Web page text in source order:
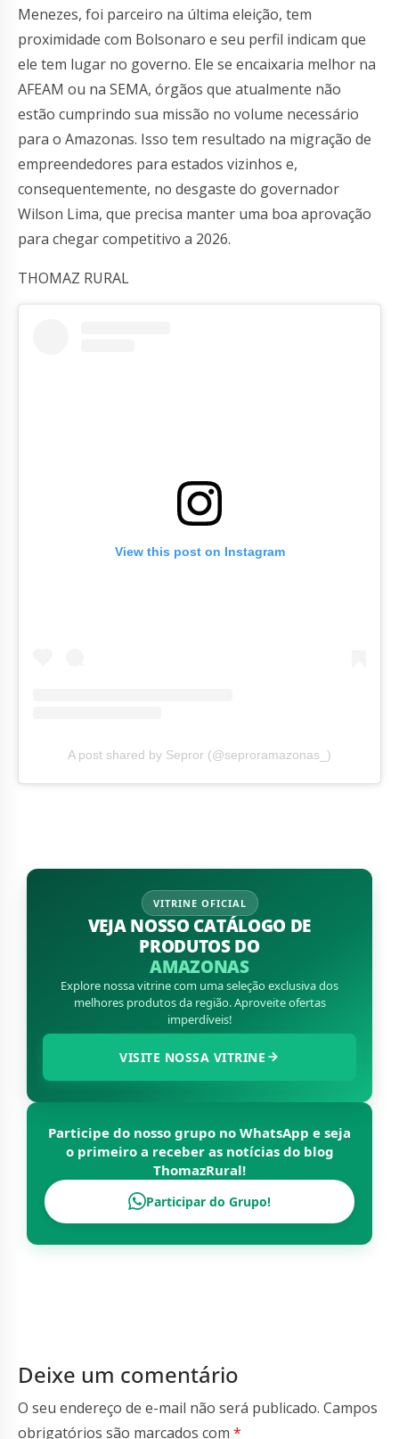
Menezes, foi parceiro na última eleição, tem
proximidade com Bolsonaro e seu perfil indicam que
ele tem lugar no governo. Ele se encaixaria melhor na
AFEAM ou na SEMA, órgãos que atualmente não
estão cumprindo sua missão no volume necessário
para o Amazonas. Isso tem resultado na migração de
empreendedores para estados vizinhos e,
consequentemente, no desgaste do governador
Wilson Lima, que precisa manter uma boa aprovação
para chegar competitivo a 2026.
THOMAZ RURAL
View this post on Instagram
A post shared by Sepror (@seproramazonas_)
VITRINE OFICIAL
VEJA NOSSO CATÁLOGO DE
PRODUTOS DO
AMAZONAS
Explore nossa vitrine com uma seleção exclusiva dos
melhores produtos da região. Aproveite ofertas
imperdíveis!
VISITE NOSSA VITRINE
Participe do nosso grupo no WhatsApp e seja
o primeiro a receber as notícias do blog
ThomazRural!
Participar do Grupo!
Deixe um comentário
O seu endereço de e-mail não será publicado. Campos
obrigatórios são marcados com *